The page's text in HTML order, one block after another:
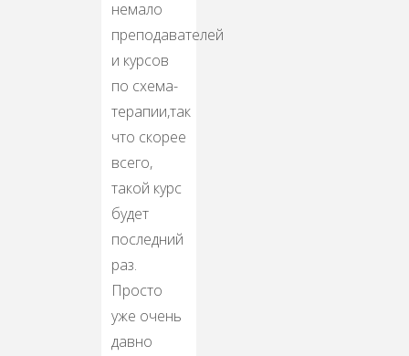
немало
преподавателей
и курсов
по схема-
терапии,так
что скорее
всего,
такой курс
будет
последний
раз.
Просто
уже очень
давно